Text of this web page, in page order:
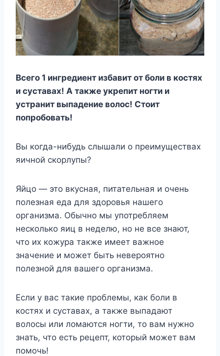
Всего 1 ингредиент избавит от боли в костях
и суставах! А также укрепит ногти и
устранит выпадение волос! Стоит
попробовать!
Вы когда-нибудь слышали о преимуществах
яичной скорлупы?
Яйцо — это вкусная, питательная и очень
полезная еда для здоровья нашего
организма. Обычно мы употребляем
несколько яиц в неделю, но не все знают,
что их кожура также имеет важное
значение и может быть невероятно
полезной для вашего организма.
Если у вас такие проблемы, как боли в
костях и суставах, а также выпадают
волосы или ломаются ногти, то вам нужно
знать, что есть рецепт, который может вам
помочь!